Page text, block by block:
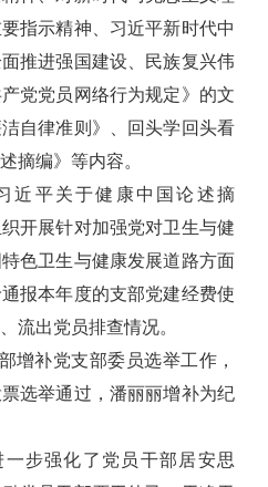
指示精神、习近平新时代中
推进强国建设、民族复兴伟
党党员网络行为规定》的文
自律准则》、回头学回头看
摘编》等内容。
近平关于健康中国论述摘
开展针对加强党对卫生与健
色卫生与健康发展道路方面
报本年度的支部党建经费使
流出党员排查情况。
增补党支部委员选举工作，
选举通过，潘丽丽增补为纪
步强化了党员干部居安思